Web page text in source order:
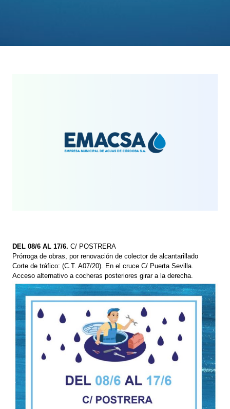
DEL 08/6 AL 17/6. C/ POSTRERA
Prórroga de obras, por renovación de colector de alcantarillado
Corte de tráfico: (C.T. A07/20). En el cruce C/ Puerta Sevilla.
Acceso alternativo a cocheras posteriores girar a la derecha.